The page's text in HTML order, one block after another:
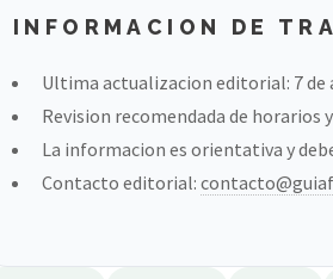
INFORMACION DE
Ultima actualizacion editorial: 7 de
Revision recomendada de horarios
La informacion es orientativa y
Contacto editorial: